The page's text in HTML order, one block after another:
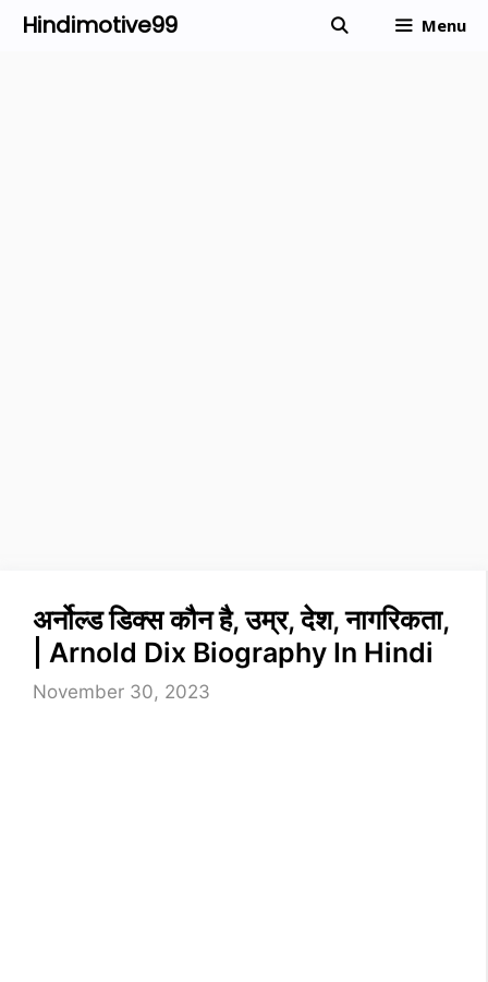
SkipHindimotive99 Menu
अर्नोल्ड डिक्स कौन है, उम्र, देश, नागरिकता,
| Arnold Dix Biography In Hindi
November 30, 2023